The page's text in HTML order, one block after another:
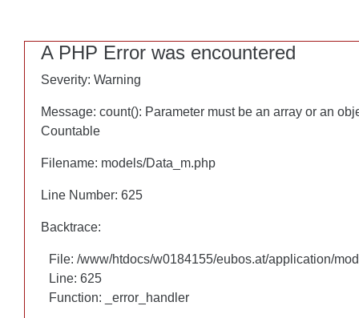
A PHP Error was encountered
Severity: Warning
Message: count(): Parameter must be an array or an
Countable
Filename: models/Data_m.php
Line Number: 625
Backtrace:
File: /www/htdocs/w0184155/eubos.at/application/
Line: 625
Function: _error_handler
A PHP Error was encountered
Severity: Warning
Message: count(): Parameter must be an array or an
Countable
Filename: models/Data_m.php
Line Number: 625
Backtrace:
File: /www/htdocs/w0184155/eubos.at/application/
Line: 625
Function: _error_handler